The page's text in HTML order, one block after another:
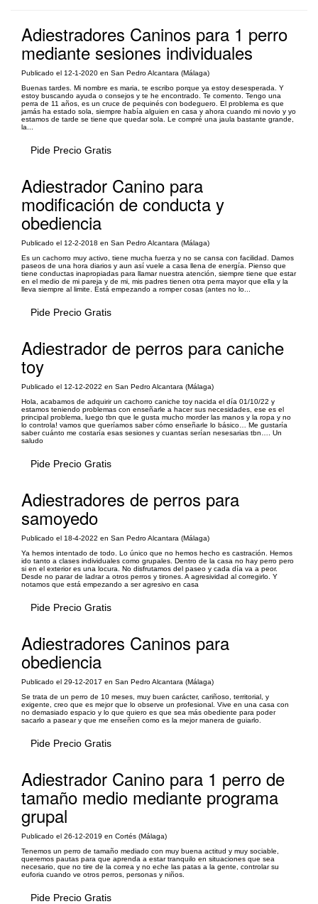
Adiestradores Caninos para 1 perro
mediante sesiones individuales
Publicado el 12-1-2020 en San Pedro Alcantara (Málaga)
Buenas tardes. Mi nombre es maria, te escribo porque ya estoy desesperada. Y
estoy buscando ayuda o consejos y te he encontrado. Te comento. Tengo una
perra de 11 años, es un cruce de pequinés con bodeguero. El problema es que
jamás ha estado sola, siempre había alguien en casa y ahora cuando mi novio y yo
estamos de tarde se tiene que quedar sola. Le compré una jaula bastante grande,
la...
Pide Precio Gratis
Adiestrador Canino para
modificación de conducta y
obediencia
Publicado el 12-2-2018 en San Pedro Alcantara (Málaga)
Es un cachorro muy activo, tiene mucha fuerza y no se cansa con facilidad. Damos
paseos de una hora diarios y aun así vuele a casa llena de energía. Pienso que
tiene conductas inapropiadas para llamar nuestra atención, siempre tiene que estar
en el medio de mi pareja y de mi, mis padres tienen otra perra mayor que ella y la
lleva siempre al limite. Está empezando a romper cosas (antes no lo...
Pide Precio Gratis
Adiestrador de perros para caniche
toy
Publicado el 12-12-2022 en San Pedro Alcantara (Málaga)
Hola, acabamos de adquirir un cachorro caniche toy nacida el día 01/10/22 y
estamos teniendo problemas con enseñarle a hacer sus necesidades, ese es el
principal problema, luego tbn que le gusta mucho morder las manos y la ropa y no
lo controla! vamos que queríamos saber cómo enseñarle lo básico… Me gustaría
saber cuánto me costaría esas sesiones y cuantas serían nesesarias tbn…. Un
saludo
Pide Precio Gratis
Adiestradores de perros para
samoyedo
Publicado el 18-4-2022 en San Pedro Alcantara (Málaga)
Ya hemos intentado de todo. Lo único que no hemos hecho es castración. Hemos
ido tanto a clases individuales como grupales. Dentro de la casa no hay perro pero
si en el exterior es una locura. No disfrutamos del paseo y cada día va a peor.
Desde no parar de ladrar a otros perros y tirones. A agresividad al corregirlo. Y
notamos que está empezando a ser agresivo en casa
Pide Precio Gratis
Adiestradores Caninos para
obediencia
Publicado el 29-12-2017 en San Pedro Alcantara (Málaga)
Se trata de un perro de 10 meses, muy buen carácter, cariñoso, territorial, y
exigente, creo que es mejor que lo observe un profesional. Vive en una casa con
no demasiado espacio y lo que quiero es que sea más obediente para poder
sacarlo a pasear y que me enseñen como es la mejor manera de guiarlo.
Pide Precio Gratis
Adiestrador Canino para 1 perro de
tamaño medio mediante programa
grupal
Publicado el 26-12-2019 en Cortés (Málaga)
Tenemos un perro de tamaño mediado con muy buena actitud y muy sociable,
queremos pautas para que aprenda a estar tranquilo en situaciones que sea
necesario, que no tire de la correa y no eche las patas a la gente, controlar su
euforia cuando ve otros perros, personas y niños.
Pide Precio Gratis